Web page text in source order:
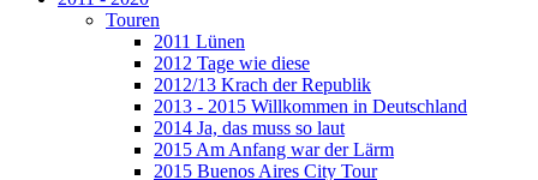
Touren
2011 Lünen
2012 Tage wie diese
2012/13 Krach der Republik
2013 - 2015 Willkommen in Deutschland
2014 Ja, das muss so laut
2015 Am Anfang war der Lärm
2015 Buenos Aires City Tour